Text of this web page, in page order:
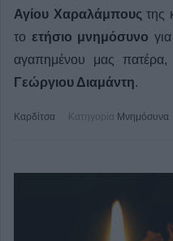
Αγίου Χαραλάμπους της
το ετήσιο μνημόσυνο
αγαπημένου μας
Γεώργιου Διαμάντη.
Καρδίτσα Κατηγορία Μνημόσυνα